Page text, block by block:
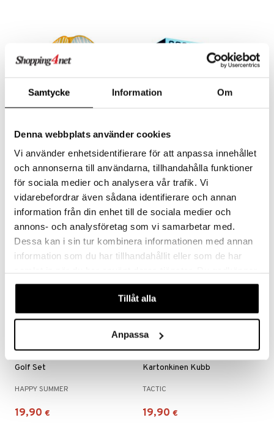
Samtycke Information Om
Denna webbplats använder cookies
Vi använder enhetsidentifierare för att anpassa innehållet
och annonserna till användarna, tillhandahålla funktioner
för sociala medier och analysera vår trafik. Vi
vidarebefordrar även sådana identifierare och annan
information från din enhet till de sociala medier och
annons- och analysföretag som vi samarbetar med.
Dessa kan i sin tur kombinera informationen med annan
information som du har tillhandahållit eller som de har
våra cookies vid fortsatt användande av vår webbplats.
Tillåt alla
Anpassa
Pippi Pop-Up -
PIPPI LÅNGSTRUMP
Leikkiteltta jännittävillä haasteilla!
47,90 €
Strikesphere Soccer Dash
STRIKESPHERE
59,90 €
Golf Set
HAPPY SUMMER
19,90 €
Kartonkinen Kubb
TACTIC
19,90 €